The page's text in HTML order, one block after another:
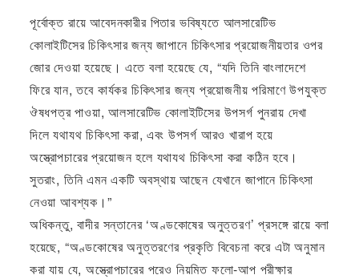
পূর্বোক্ত রায়ে আবেদনকারীর পিতার ভবিষ্যতে আলসারেটিভ
কোলাইটিসের চিকিৎসার জন্য জাপানে চিকিৎসার প্রয়োজনীয়তার ওপর
জোর দেওয়া হয়েছে। এতে বলা হয়েছে যে, “যদি তিনি বাংলাদেশে
ফিরে যান, তবে কার্যকর চিকিৎসার জন্য প্রয়োজনীয় পরিমাণে উপযুক্ত
ঔষধপত্র পাওয়া, আলসারেটিভ কোলাইটিসের উপসর্গ পুনরায় দেখা
দিলে যথাযথ চিকিৎসা করা, এবং উপসর্গ আরও খারাপ হয়ে
অস্ত্রোপচারের প্রয়োজন হলে যথাযথ চিকিৎসা করা কঠিন হবে।
সুতরাং, তিনি এমন একটি অবস্থায় আছেন যেখানে জাপানে চিকিৎসা
নেওয়া আবশ্যক।”
অধিকন্তু, বাদীর সন্তানের ‘অণ্ডকোষের অনুত্তরণ’ প্রসঙ্গে রায়ে বলা
হয়েছে, “অণ্ডকোষের অনুত্তরণের প্রকৃতি বিবেচনা করে এটা অনুমান
করা যায় যে, অস্ত্রোপচারের পরেও নিয়মিত ফলো-আপ পরীক্ষার